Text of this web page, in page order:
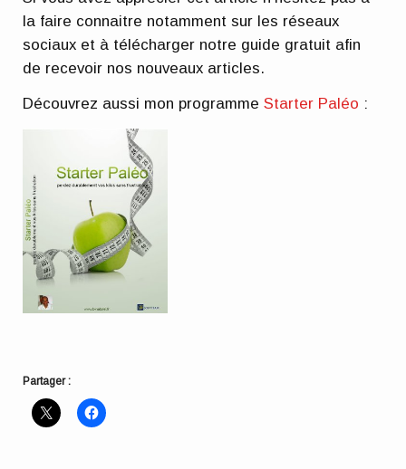
la faire connaitre notamment sur les réseaux
sociaux et à télécharger notre guide gratuit afin
de recevoir nos nouveaux articles.
Découvrez aussi mon programmeStarter Paléo :
Partager :